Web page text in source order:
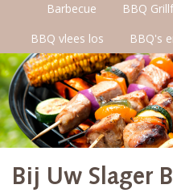
Barbecue BBQ
BBQ vlees los
BBQ's
Bij Uw Slager